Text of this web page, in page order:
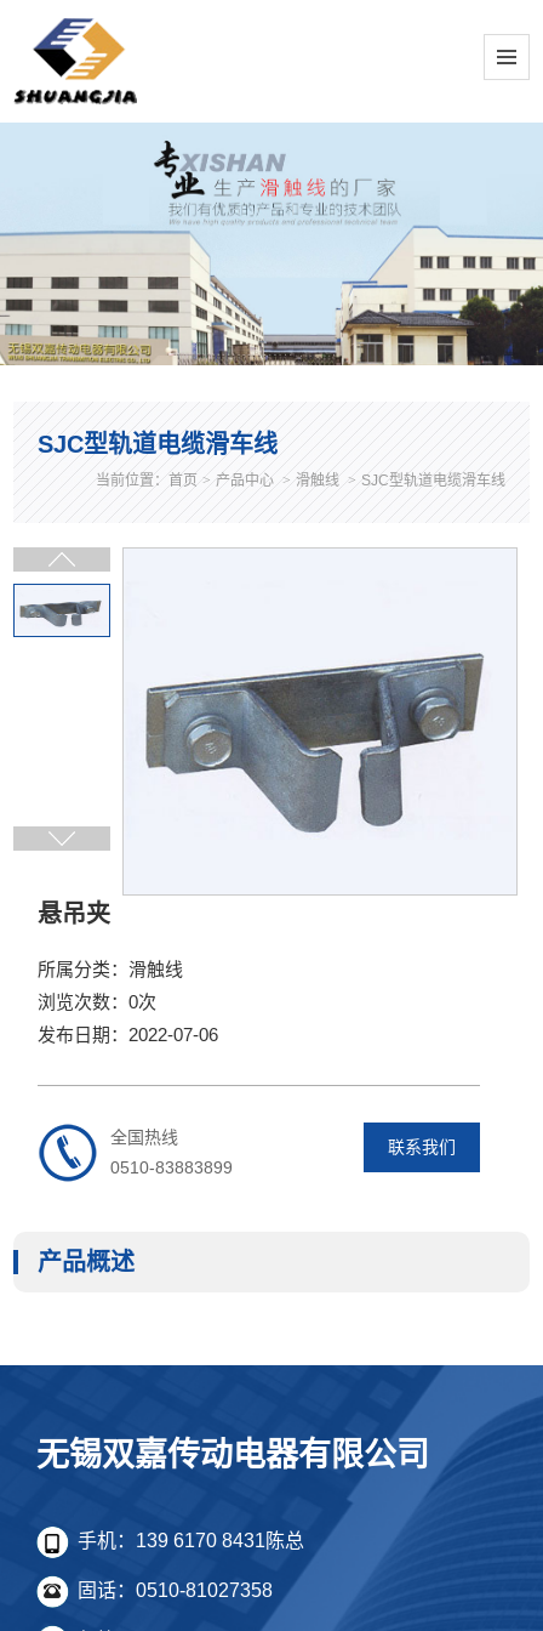
SJC型轨道电缆滑车线
当前位置： 首页 > 产品中心 > 滑触线 > SJC型轨道电缆滑车线
悬吊夹
所属分类：滑触线
浏览次数：0次
发布日期：2022-07-06
全国热线
0510-83883899
联系我们
产品概述
无锡双嘉传动电器有限公司
手机：139 6170 8431陈总
固话：0510-81027358